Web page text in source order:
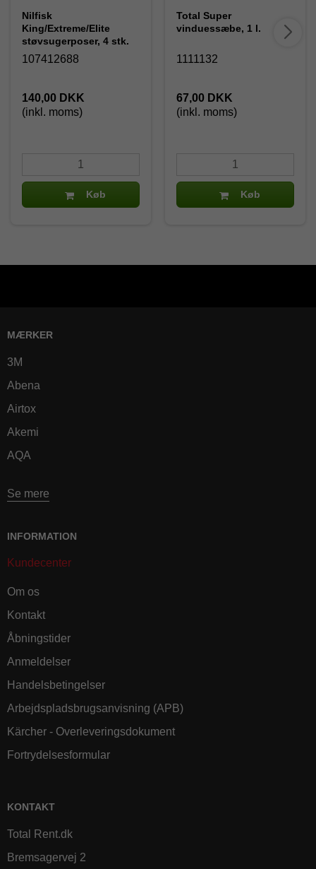
Nilfisk
King/Extreme/Elite
støvsugerposer, 4 stk.
107412688
140,00 DKK
(inkl. moms)
Køb
Total Super
vinduessæbe, 1 l.
1111132
67,00 DKK
(inkl. moms)
Køb
MÆRKER
3M
Abena
Airtox
Akemi
AQA
Se mere
INFORMATION
Kundecenter
Om os
Kontakt
Åbningstider
Anmeldelser
Handelsbetingelser
Arbejdspladsbrugsanvisning (APB)
Kärcher - Overleveringsdokument
Fortrydelsesformular
KONTAKT
Total Rent.dk
Bremsagervej 2